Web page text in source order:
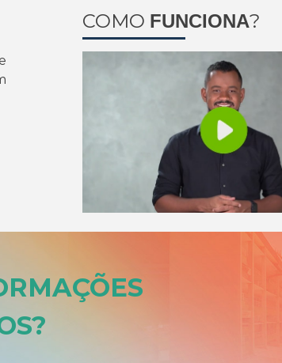
COMO FUNCIONA?
?